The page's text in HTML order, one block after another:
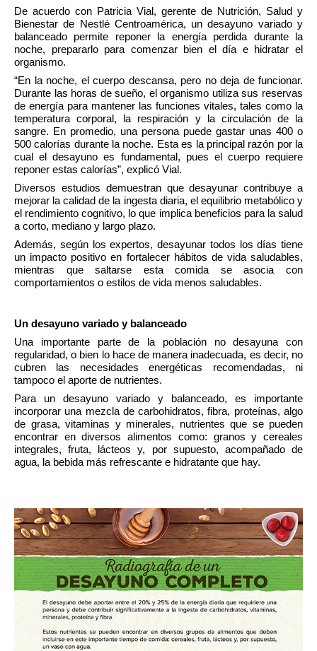
De acuerdo con Patricia Vial, gerente de Nutrición, Salud y
Bienestar de Nestlé Centroamérica, un desayuno variado y
balanceado permite reponer la energía perdida durante la
noche, prepararlo para comenzar bien el día e hidratar el
organismo.
“En la noche, el cuerpo descansa, pero no deja de funcionar.
Durante las horas de sueño, el organismo utiliza sus reservas
de energía para mantener las funciones vitales, tales como la
temperatura corporal, la respiración y la circulación de la
sangre. En promedio, una persona puede gastar unas 400 o
500 calorías durante la noche. Esta es la principal razón por la
cual el desayuno es fundamental, pues el cuerpo requiere
reponer estas calorías”, explicó Vial.
Diversos estudios demuestran que desayunar contribuye a
mejorar la calidad de la ingesta diaria, el equilibrio metabólico y
el rendimiento cognitivo, lo que implica beneficios para la salud
a corto, mediano y largo plazo.
Además, según los expertos, desayunar todos los días tiene
un impacto positivo en fortalecer hábitos de vida saludables,
mientras que saltarse esta comida se asocia con
comportamientos o estilos de vida menos saludables.
Un desayuno variado y balanceado
Una importante parte de la población no desayuna con
regularidad, o bien lo hace de manera inadecuada, es decir, no
cubren las necesidades energéticas recomendadas, ni
tampoco el aporte de nutrientes.
Para un desayuno variado y balanceado, es importante
incorporar una mezcla de carbohidratos, fibra, proteínas, algo
de grasa, vitaminas y minerales, nutrientes que se pueden
encontrar en diversos alimentos como: granos y cereales
integrales, fruta, lácteos y, por supuesto, acompañado de
agua, la bebida más refrescante e hidratante que hay.